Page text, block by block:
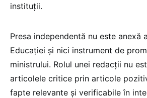
instituții.
Presa independentă nu este anexă
Educației și nici instrument de
ministrului. Rolul unei redacții nu
articolele critice prin articole
fapte relevante și verificabile în